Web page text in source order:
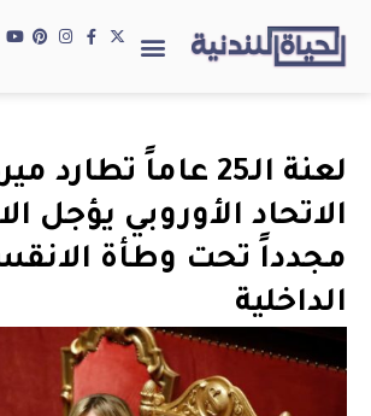
لعنة الـ25 عاماً
الاتحاد الأوروبي يؤجل
مجدداً تحت وطأة
الداخلية